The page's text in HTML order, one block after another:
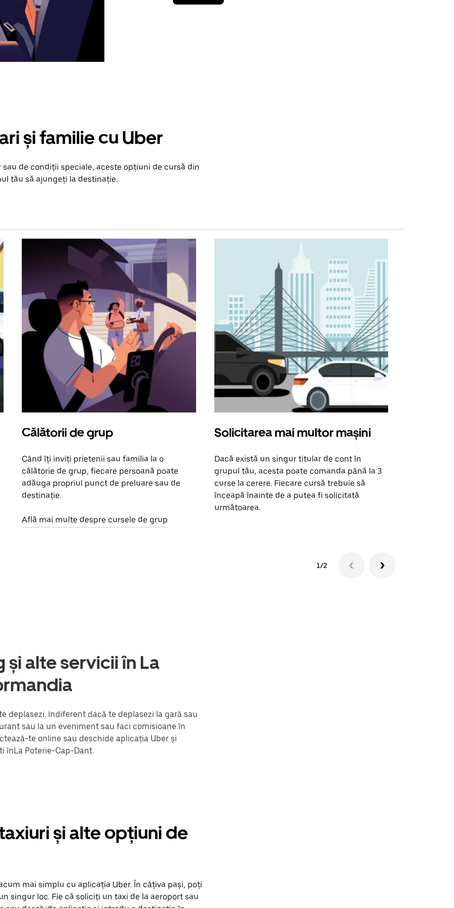
și familie cu Uber
de condiții speciale, aceste opțiuni de cursă din
tău să ajungeți la destinație.
Călătorii de grup
Când îți inviți prietenii sau familia la o
călătorie de grup, fiecare persoană poate
adăuga propriul punct de preluare sau de
destinație.
Află mai multe despre cursele de grup
Solicitarea mai multor mașini
Dacă există un singur titular de cont în
grupul tău, acesta poate comanda până la 3
curse la cerere. Fiecare cursă trebuie să
înceapă înainte de a putea fi solicitată
următoarea.
1/2
alte servicii în La
deplasezi. Indiferent dacă te deplasezi la gară sau
sau la un eveniment sau faci comisioane în
te online sau deschide aplicația Uber și
înLa Poterie-Cap-Dant.
și alte opțiuni de
mai simplu cu aplicația Uber. În câțiva pași, poți
singur loc. Fie că soliciți un taxi de la aeroport sau